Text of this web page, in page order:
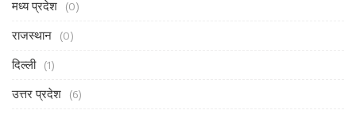
मध्य प्रदेश (0)
राजस्थान (0)
दिल्ली (1)
उत्तर प्रदेश (6)